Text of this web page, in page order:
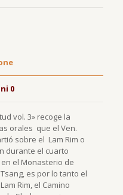
0
vol. 3» recoge la
orales que el Ven.
sobre el Lam Rim o
durante el cuarto
el Monasterio de
es por lo tanto el
Rim, el Camino